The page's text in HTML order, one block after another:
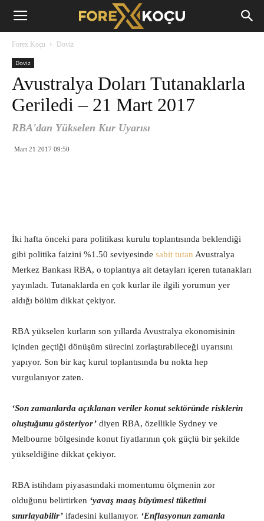
Forex
Forex Koçu Doviz
Doviz
Avustralya Doları Tutanaklarla
Geriledi – 21 Mart 2017
RBA'dan Yükselen Kur Uyarısı
Mart 21 2017 09:50
İki hafta önceki para politikası kurulu toplantısında beklendiği
gibi politika faizini %1.50 seviyesinde sabit tutan Avustralya
Merkez Bankası RBA, o toplantıya ait detayları içeren tutanakları
yayınladı. Tutanaklarda en çok kurlar ile ilgili yorumun yer
aldığı bölüm dikkat çekiyor.
RBA yükselen kurların son yıllarda Avustralya ekonomisinin
içinden geçtiği dönüşüm sürecini zorlaştırabileceği uyarısını
yapıyor. Son bir kaç kurul toplantısında bu nokta hep
vurgulanıyor zaten.
‘Son zamanlarda açıklanan veriler konut sektöründe risklerin
oluştuğunu gösteriyor’ diyen RBA, özellikle Sydney ve
Melbourne bölgesinde konut fiyatlarının çok güçlü bir şekilde
yükseldiğine dikkat çekiyor.
RBA istihdam piyasasındaki momentumu ölçmenin zor
olduğunu belirtirken ‘yavaş maaş büyümesi tüketimi
sınırlayabilir’ ifadesini kullanıyor. ‘Enflasyonun zamanla